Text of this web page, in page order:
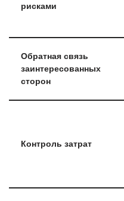
рисками
Обратная связь
заинтересованных
сторон
Контроль затрат